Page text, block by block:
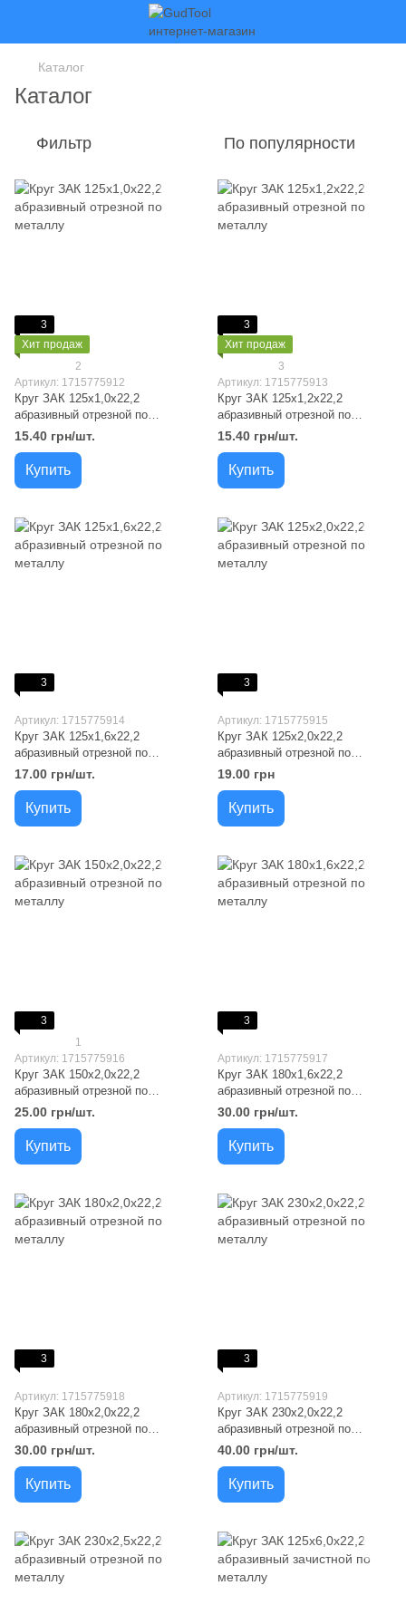
Каталог
Каталог
Фильтр По популярности
3
Хит продаж
2
Артикул: 1715775912
Круг ЗАК 125x1,0x22,2
абразивный отрезной по
металлу
15.40 грн/шт.
Купить
3
Хит продаж
3
Артикул: 1715775913
Круг ЗАК 125x1,2x22,2
абразивный отрезной по
металлу
15.40 грн/шт.
Купить
3
Артикул: 1715775914
Круг ЗАК 125x1,6x22,2
абразивный отрезной по
металлу
17.00 грн/шт.
Купить
3
Артикул: 1715775915
Круг ЗАК 125x2,0x22,2
абразивный отрезной по
металлу
19.00 грн
Купить
3
1
Артикул: 1715775916
Круг ЗАК 150x2,0x22,2
абразивный отрезной по
металлу
25.00 грн/шт.
Купить
3
Артикул: 1715775917
Круг ЗАК 180x1,6x22,2
абразивный отрезной по
металлу
30.00 грн/шт.
Купить
3
Артикул: 1715775918
Круг ЗАК 180x2,0x22,2
абразивный отрезной по
металлу
30.00 грн/шт.
Купить
3
Артикул: 1715775919
Круг ЗАК 230x2,0x22,2
абразивный отрезной по
металлу
40.00 грн/шт.
Купить